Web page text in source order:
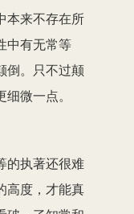
本来不存在所
中有无常等
倒。只不过颠
微一点。
的执著还很难
高度，才能真